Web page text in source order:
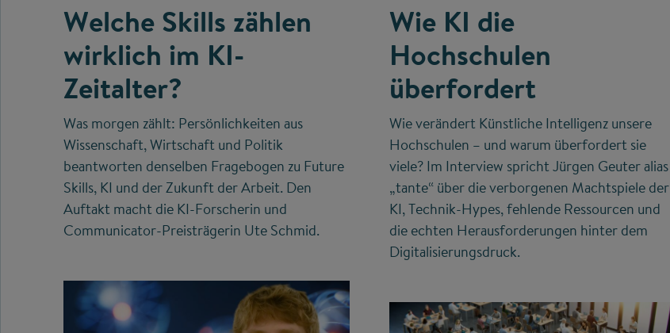
Welche Skills zählen
wirklich im KI-
Zeitalter?
Was morgen zählt: Persönlichkeiten aus
Wissenschaft, Wirtschaft und Politik
beantworten denselben Fragebogen zu Future
Skills, KI und der Zukunft der Arbeit. Den
Auftakt macht die KI-Forscherin und
Communicator-Preisträgerin Ute Schmid.
Wie KI die
Hochschulen
überfordert
Wie verändert Künstliche Intelligenz unsere
Hochschulen – und warum überfordert sie
viele? Im Interview spricht Jürgen Geuter alias
„tante“ über die verborgenen Machtspiele der
KI, Technik-Hypes, fehlende Ressourcen und
die echten Herausforderungen hinter dem
Digitalisierungsdruck.